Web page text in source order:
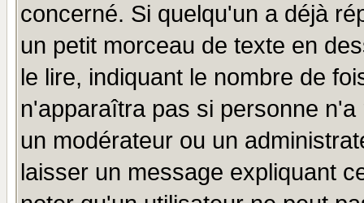
concerné. Si quelqu'un a déjà
un petit morceau de texte en
le lire, indiquant le nombre de
n'apparaîtra pas si personne
un modérateur ou un
laisser un message expliquant